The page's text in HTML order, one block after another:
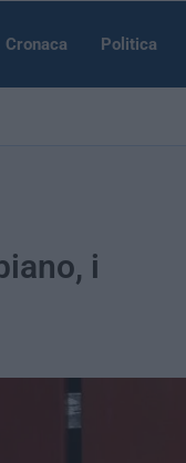
Cronaca Politica
i